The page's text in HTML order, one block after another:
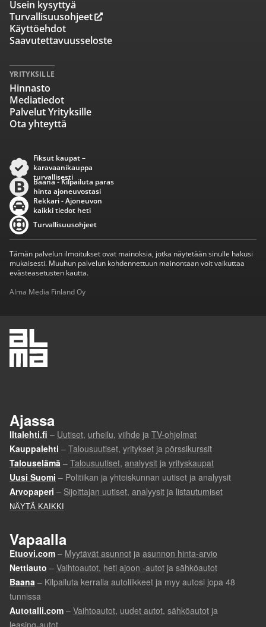
Usein kysyttyä
Turvallisuusohjeet
Käyttöehdot
Saavutettavuusseloste
YRITYKSILLE
Hinnasto
Mediatiedot
Palvelut Yrityksille
Ota yhteyttä
Fiksut kaupat –
karavaanikauppa
turvallisesti
Baana - Kilpailuta paras
hinta ajoneuvostasi
Rekkari - Ajoneuvon
kaikki tiedot heti
Turvallisuusohjeet
Tämän palvelun ilmoitukset ovat mainoksia, jotka näytetään sinulle hakusi
mukaisesti. Muuhun palvelun kohdennettuun mainontaan voit vaikuttaa
evästeasetusten kautta.
Alma Media Finland Oy